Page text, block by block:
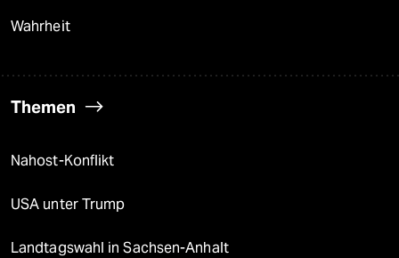
Wahrheit
Themen
Nahost-Konflikt
USA unter Trump
Landtagswahl in Sachsen-Anhalt